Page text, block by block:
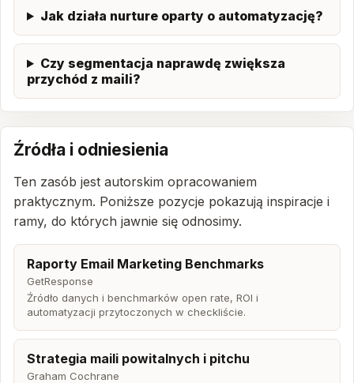
Jak działa nurture oparty o automatyzację?
Czy segmentacja naprawdę zwiększa
przychód z maili?
Źródła i odniesienia
Ten zasób jest autorskim opracowaniem
praktycznym. Poniższe pozycje pokazują inspiracje i
ramy, do których jawnie się odnosimy.
Raporty Email Marketing Benchmarks
GetResponse
Źródło danych i benchmarków open rate, ROI i
automatyzacji przytoczonych w checkliście.
Strategia maili powitalnych i pitchu
Graham Cochrane